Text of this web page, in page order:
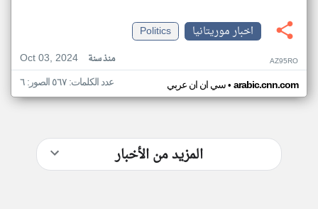
اخبار موريتانيا
Politics
Oct 03, 2024
منذ سنة AZ95RO
سي ان ان عربي• arabic.cnn.com عدد الكلمات: ٥٦٧ الصور: ٦
المزيد من الأخبار